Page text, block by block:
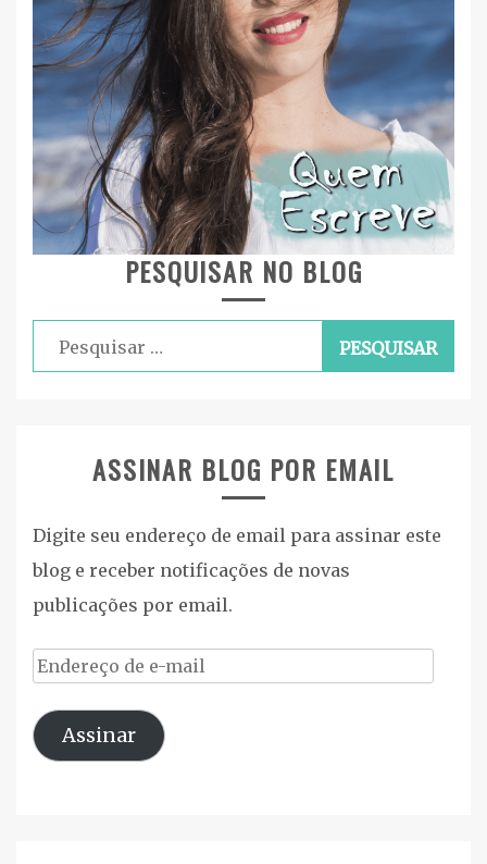
PESQUISAR NO BLOG
Pesquisar
por:
ASSINAR BLOG POR EMAIL
Digite seu endereço de email para assinar este
blog e receber notificações de novas
publicações por email.
Endereço
e-
Assinar